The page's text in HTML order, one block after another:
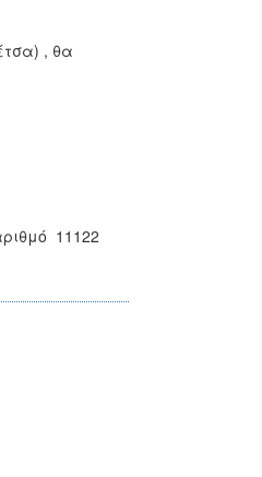
, θα
11122